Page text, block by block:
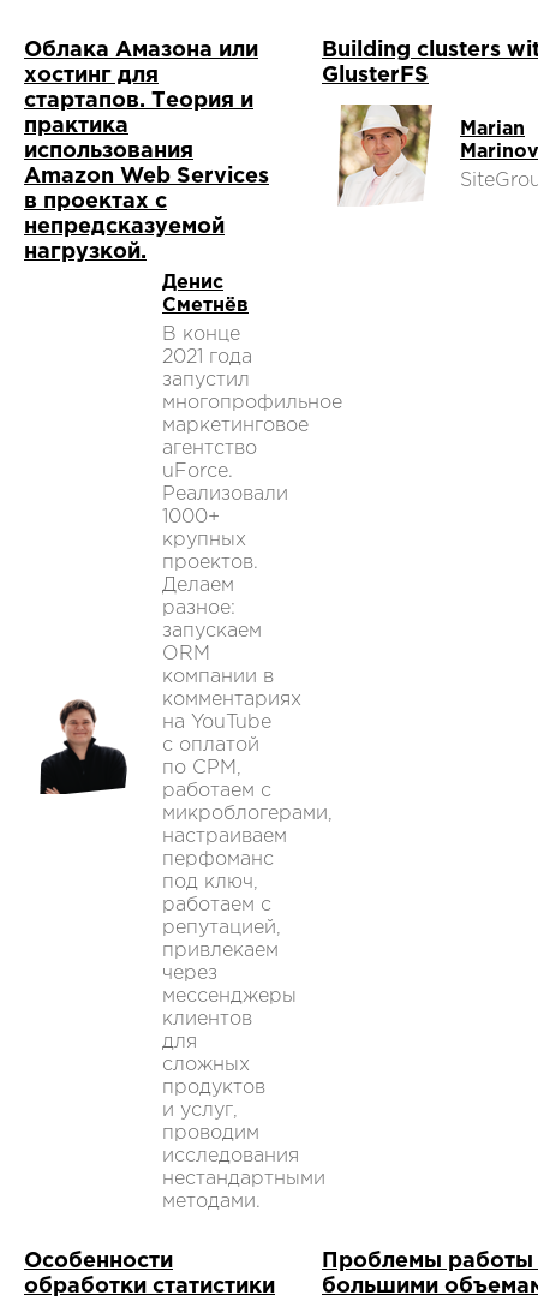
Облака Амазона или
хостинг для
стартапов. Теория и
практика
использования
Amazon Web Services
в проектах с
непредсказуемой
нагрузкой.
Денис
Сметнёв
В конце
2021 года
запустил
многопрофильное
маркетинговое
агентство
uForce.
Реализовали
1000+
крупных
проектов.
Делаем
разное:
запускаем
ORM
компании в
комментариях
на YouTube
с оплатой
по CPM,
работаем с
микроблогерами,
настраиваем
перфоманс
под ключ,
работаем с
репутацией,
привлекаем
через
мессенджеры
клиентов
для
сложных
продуктов
и услуг,
проводим
исследования
нестандартными
методами.
Building clusters
GlusterFS
Marian
Marinov
Особенности
обработки статистики
Проблемы работы
большими